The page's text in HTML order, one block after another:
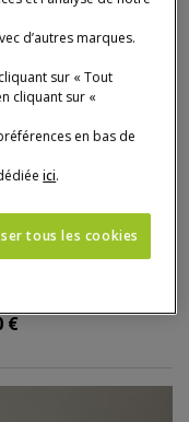
€
d’autres marques.
sur « Tout
cliquant sur «
en bas de
ici.
tous les cookies